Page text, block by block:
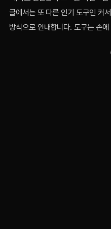
글에서는 또 다른 인기 도구인 커
방식으로 안내합니다. 도구는 손